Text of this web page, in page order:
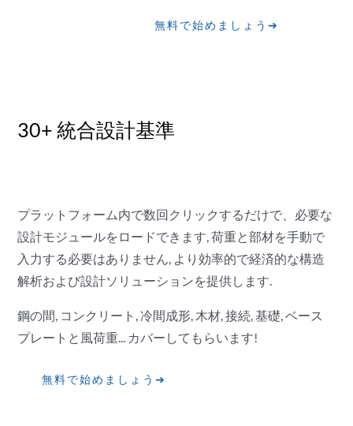
無料で始めましょう➔
30+ 統合設計基準
プラットフォーム内で数回クリックするだけで、必要な
設計モジュールをロードできます, 荷重と部材を手動で
入力する必要はありません, より効率的で経済的な構造
解析および設計ソリューションを提供します.
鋼の間, コンクリート, 冷間成形, 木材, 接続, 基礎, ベース
プレートと風荷重... カバーしてもらいます!
無料で始めましょう➔